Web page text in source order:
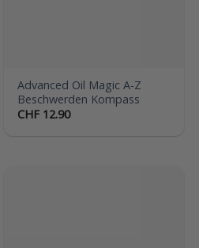
Advanced Oil Magic A-Z
Beschwerden Kompass
CHF 12.90